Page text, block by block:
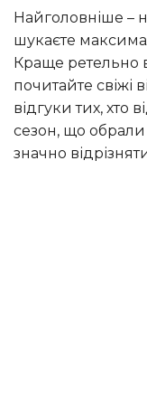
Найголовніше – не поспішайте, навіть якщо
шукаєте
Краще ретельно
почитайте свіжі
відгуки тих, хто
сезон, що
значно